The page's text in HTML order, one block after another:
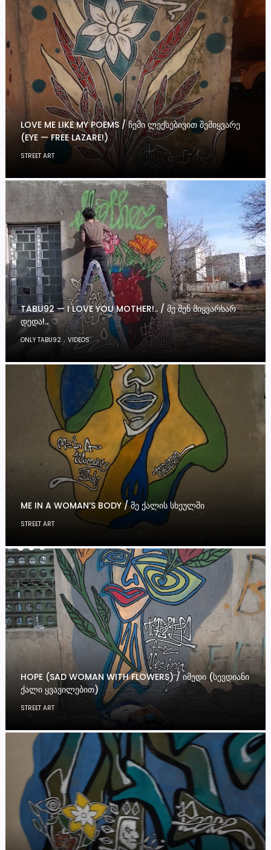
LOVE ME LIKE MY POEMS / ᲩᲔᲛᲘ ᲚᲔᲥᲡᲔᲑᲘᲕᲘᲗ ᲨᲔᲛᲘᲧᲕᲐᲠᲔ
(EYE — FREE LAZARE!)
STREET ART
TABU92 — I LOVE YOU MOTHER!.. / ᲛᲔ ᲨᲔᲜ ᲛᲘᲧᲕᲐᲠᲮᲐᲠ
ᲓᲔᲓᲐ!.. ♡
ONLY TABU92,VIDEOS
ME IN A WOMAN’S BODY / ᲛᲔ ᲥᲐᲚᲘᲡ ᲡᲮᲔᲣᲚᲨᲘ
STREET ART
HOPE (SAD WOMAN WITH FLOWERS) / ᲘᲛᲔᲓᲘ (ᲡᲔᲕᲓᲘᲐᲜᲘ
ᲥᲐᲚᲘ ᲧᲕᲐᲕᲘᲚᲔᲑᲘᲗ)
STREET ART